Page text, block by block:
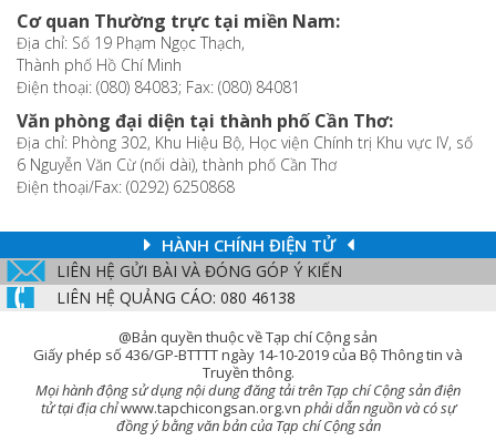
Cơ quan Thường trực tại miền Nam:
Địa chỉ: Số 19 Phạm Ngọc Thạch,
Thành phố Hồ Chí Minh
Điện thoại: (080) 84083; Fax: (080) 84081
Văn phòng đại diện tại thành phố Cần Thơ:
Địa chỉ: Phòng 302, Khu Hiệu Bộ, Học viện Chính trị Khu vực IV, số
6 Nguyễn Văn Cừ (nối dài), thành phố Cần Thơ
Điện thoại/Fax: (0292) 6250868
HÀNH CHÍNH ĐIỆN TỬ
LIÊN HỆ GỬI BÀI VÀ ĐÓNG GÓP Ý KIẾN
LIÊN HỆ QUẢNG CÁO: 080 46138
@Bản quyền thuộc về Tạp chí Cộng sản
Giấy phép số 436/GP-BTTTT ngày 14-10-2019 của Bộ Thông tin và
Truyền thông.
Mọi hành động sử dụng nội dung đăng tải trên Tạp chí Cộng sản điện
tử tại địa chỉwww.tapchicongsan.org.vn phải dẫn nguồn và có sự
đồng ý bằng văn bản của Tạp chí Cộng sản